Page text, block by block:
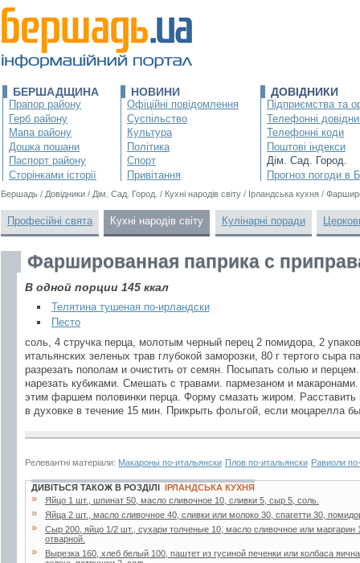
БЕРШАДЩИНА
Прапор району
Герб району
Мапа району
Дошка пошани
Паспорт району
Сторінками історії
НОВИНИ
Офіційні повідомлення
Суспільство
Культура
Політика
Спорт
Привітання
ДОВІДНИКИ
Підприємства та
Телефонні
Телефонні коди
Поштові індекси
Дім. Сад. Город.
Прогноз погоди в
Бершадь / Довідники / Дім. Сад. Город. / Кухні народів світу / Ірландська кухня /
Професійні свята Кухні народів світу Кулінарні поради
Фаршированная паприка с
В одной порции 145 ккал
Телятина тушеная по-ирландски
Песто
соль, 4 стручка перца, молотым черный перец 2 помидора, 2
итальянских зеленых трав глубокой заморозки, 80 г тертого сыра
разрезать пополам и очистить от семян. Посыпать солью и
нарезать кубиками. Смешать с травами. пармезаном и
этим фаршем половинки перца. Форму смазать жиром.
в духовке в течение 15 мин. Прикрыть фольгой, если моцарелла
Релевантні матеріали: Макароны по-итальянски Плов по-итальянски Равиоли
ДИВІТЬСЯ ТАКОЖ В РОЗДІЛІ ІРЛАНДСЬКА КУХНЯ
» Яйцо 1 шт., шпинат 50, масло сливочное 10, сливки 5, сыр 5, соль.
» Яйца 2 шт., масло сливочное 40, сливки или молоко 30, спагетти 30,
»
Сыр 200, яйцо 1/2 шт., сухари толченые 10, масло сливочное или
отварной.
»
Вырезка 160, хлеб белый 100, паштет из гусиной печенки или колбаса